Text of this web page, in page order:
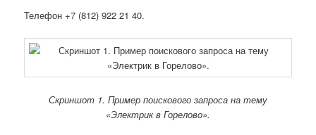
Телефон +7 (812) 922 21 40.
Скриншот 1. Пример поискового запроса на тему
«Электрик в Горелово».